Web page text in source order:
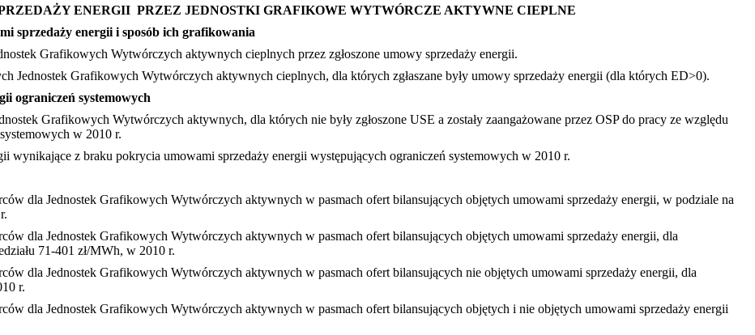
ENERGII PRZEZ JEDNOSTKI GRAFIKOWE WYTWÓRCZE AKTYWNE CIEPLNE
sprzedaży energii i sposób ich grafikowania
Grafikowych Wytwórczych aktywnych cieplnych przez zgłoszone umowy sprzedaży energii.
Jednostek Grafikowych Wytwórczych aktywnych cieplnych, dla których zgłaszane były umowy sprzedaży energii (dla których ED>0).
ograniczeń systemowych
Grafikowych Wytwórczych aktywnych, dla których nie były zgłoszone USE a zostały zaangażowane przez OSP do pracy ze względu
w 2010 r.
wynikające z braku pokrycia umowami sprzedaży energii występujących ograniczeń systemowych w 2010 r.
dla Jednostek Grafikowych Wytwórczych aktywnych w pasmach ofert bilansujących objętych umowami sprzedaży energii, w podziale na
dla Jednostek Grafikowych Wytwórczych aktywnych w pasmach ofert bilansujących objętych umowami sprzedaży energii, dla
71-401 zł/MWh, w 2010 r.
dla Jednostek Grafikowych Wytwórczych aktywnych w pasmach ofert bilansujących nie objętych umowami sprzedaży energii, dla
r.
dla Jednostek Grafikowych Wytwórczych aktywnych w pasmach ofert bilansujących objętych i nie objętych umowami sprzedaży energii